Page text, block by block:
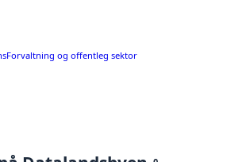
Forvaltning og offentleg sektor